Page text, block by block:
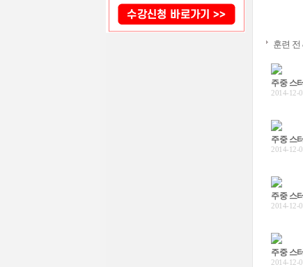
훈련 전
주중 스
2014-12-
주중 스
2014-12-
주중 스
2014-12-
주중 스
2014-12-